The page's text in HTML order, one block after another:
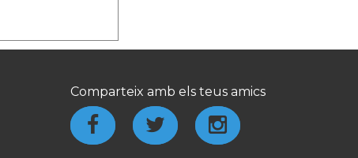
Comparteix amb els teus amics